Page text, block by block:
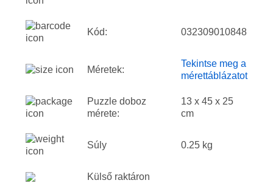
Kód: 032309010848
Méretek:
Tekintse meg a
mérettáblázatot
Puzzle doboz
mérete:
13 x 45 x 25
cm
Súly 0.25 kg
Külső raktáron